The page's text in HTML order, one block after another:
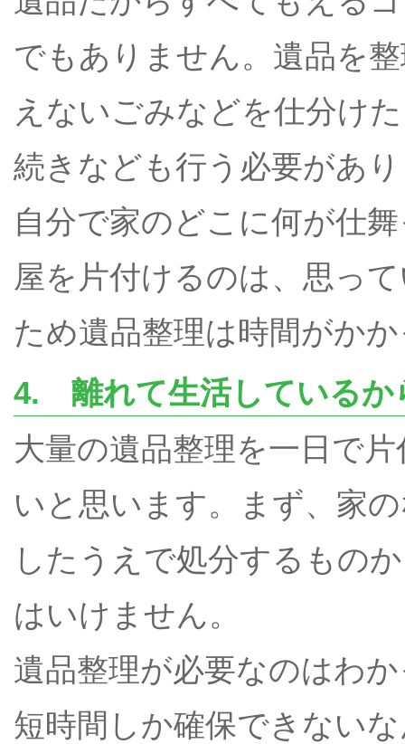
でもありません。遺品を
えないごみなどを仕分け
続きなども行う必要があ
自分で家のどこに何が仕
屋を片付けるのは、思っ
ため遺品整理は時間がか
4. 離れて生活しているか
大量の遺品整理を一日で
いと思います。まず、家
したうえで処分するもの
はいけません。
遺品整理が必要なのはわ
短時間しか確保できない